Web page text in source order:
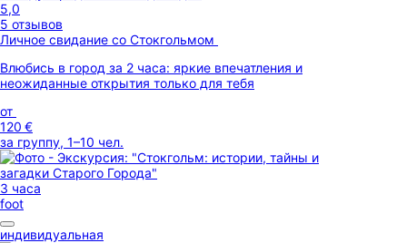
5,0
5 отзывов
Личное свидание со Стокгольмом
Влюбись в город за 2 часа: яркие впечатления и
неожиданные открытия только для тебя
от
120 €
за группу, 1–10 чел.
3 часа
foot
индивидуальная